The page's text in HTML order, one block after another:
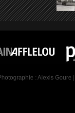
: Alexis Goure